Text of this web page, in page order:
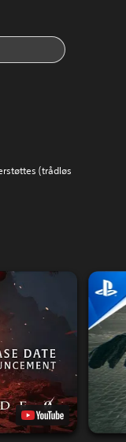
(trådløs